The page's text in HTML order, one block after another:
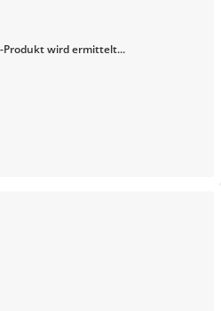
Produkt wird ermittelt...